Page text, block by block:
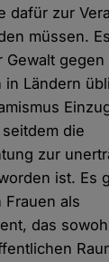
dafür zur
müssen.
Gewalt
in Ländern
die
zur
ist. Es
Frauen als
das